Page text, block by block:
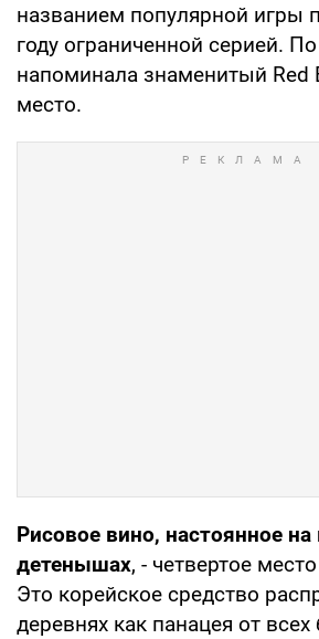
названием популярной игры
году ограниченной серией.
напоминала знаменитый Red
место.
Рисовое вино, настоянное
детенышах, - четвертое
Это корейское средство
деревнях как панацея от